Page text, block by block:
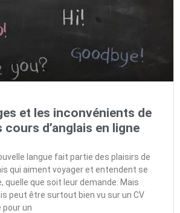
et les inconvénients de
cours d’anglais en ligne
langue fait partie des plaisirs de
qui aiment voyager et entendent se
quelle que soit leur demande. Mais
peut être surtout bien vu sur un CV
pour un